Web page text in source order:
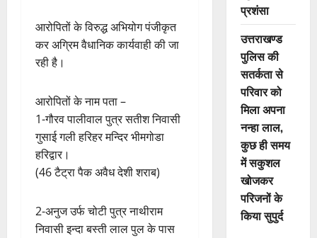
आरोपितों के विरुद्ध अभियोग पंजीकृत
कर अग्रिम वैधानिक कार्यवाही की जा
रही है।
आरोपितों के नाम पता –
1-गौरव पालीवाल पुत्र सतीश निवासी
गुसाई गली हरिहर मन्दिर भीमगोडा
हरिद्वार।
(46 टैट्रा पैक अवैध देशी शराब)
2-अनुज उर्फ चोटी पुत्र नाथीराम
निवासी इन्दा बस्ती लाल पुल के पास
प्रशंसा
उत्तराखण्ड
पुलिस की
सतर्कता से
परिवार को
मिला अपना
नन्हा लाल,
कुछ ही समय
में सकुशल
खोजकर
परिजनों के
किया सुपुर्द